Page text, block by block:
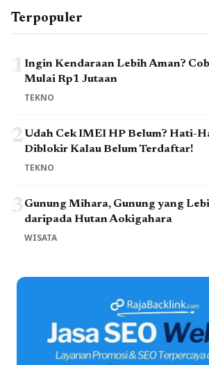
Terpopuler
1Ingin Kendaraan Lebih Aman?
Mulai Rp1 Jutaan
TEKNO
2Udah Cek IMEI HP Belum? Hati-
Diblokir Kalau Belum Terdaftar!
TEKNO
3Gunung Mihara, Gunung yang
daripada Hutan Aokigahara
WISATA